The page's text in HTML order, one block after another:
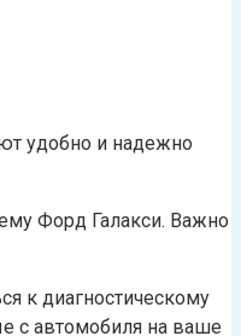
удобно и надежно
Форд Галакси. Важно
к диагностическому
с автомобиля на ваше